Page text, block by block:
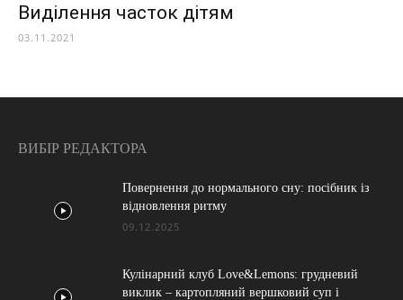
Виділення часток дітям
03.11.2021
ВИБІР РЕДАКТОРА
Повернення до нормального сну: посібник із
відновлення ритму
09.12.2025
Кулінарний клуб Love&Lemons: грудневий
виклик – картопляний вершковий суп і